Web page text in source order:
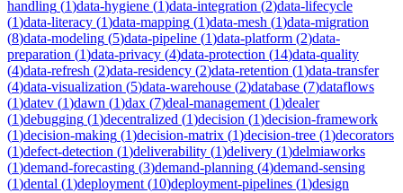
handling (1)data-hygiene (1)data-integration (2)data-lifecycle
(1)data-literacy (1)data-mapping (1)data-mesh (1)data-migration
(8)data-modeling (5)data-pipeline (1)data-platform (2)data-
preparation (1)data-privacy (4)data-protection (14)data-quality
(4)data-refresh (2)data-residency (2)data-retention (1)data-transfer
(4)data-visualization (5)data-warehouse (2)database (7)dataflows
(1)datev (1)dawn (1)dax (7)deal-management (1)dealer
(1)debugging (1)decentralized (1)decision (1)decision-framework
(1)decision-making (1)decision-matrix (1)decision-tree (1)decorators
(1)defect-detection (1)deliverability (1)delivery (1)delmiaworks
(1)demand-forecasting (3)demand-planning (4)demand-sensing
(1)dental (1)deployment (10)deployment-pipelines (1)design